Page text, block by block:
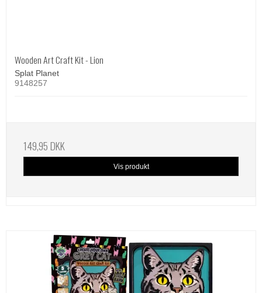
Wooden Art Craft Kit - Lion
Splat Planet
9148257
149,95 DKK
Vis produkt